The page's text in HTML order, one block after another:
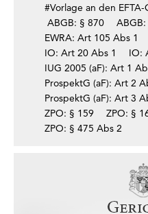
#Vorlage an den
ABGB: § 870
EWRA: Art 105 Abs 1
IO: Art 20 Abs 1
IO:
IUG 2005 (aF): Art 1
ProspektG (aF): Art 2
ProspektG (aF): Art 3
ZPO: § 159
ZPO: §
ZPO: § 475 Abs 2